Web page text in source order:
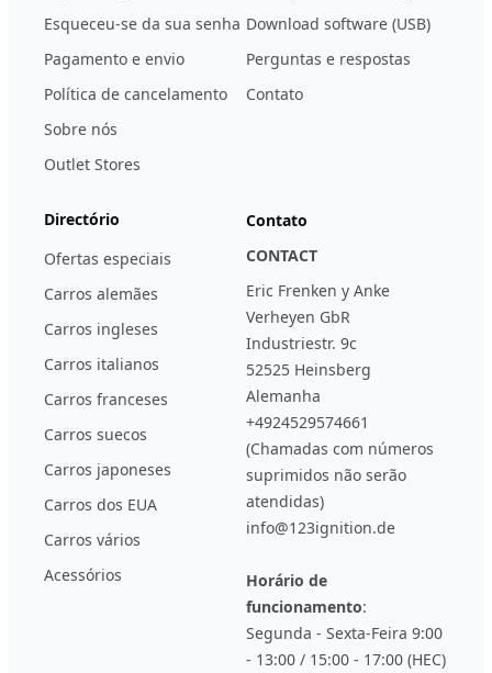
Esqueceu-se da sua senha
Pagamento e envio
Política de cancelamento
Sobre nós
Outlet Stores
Download software (USB)
Perguntas e respostas
Contato
Directório
Ofertas especiais
Carros alemães
Carros ingleses
Carros italianos
Carros franceses
Carros suecos
Carros japoneses
Carros dos EUA
Carros vários
Acessórios
Contato
CONTACT
Eric Frenken y Anke
Verheyen GbR
Industriestr. 9c
52525 Heinsberg
Alemanha
+4924529574661
(Chamadas com números
suprimidos não serão
atendidas)
info@123ignition.de
Horário de
funcionamento:
Segunda - Sexta-Feira 9:00
- 13:00 / 15:00 - 17:00 (HEC)